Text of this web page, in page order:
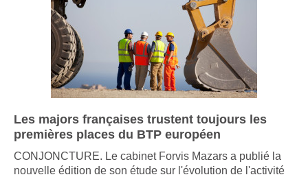
Les majors françaises trustent toujours les
premières places du BTP européen
CONJONCTURE. Le cabinet Forvis Mazars a publié la
nouvelle édition de son étude sur l'évolution de l'activité